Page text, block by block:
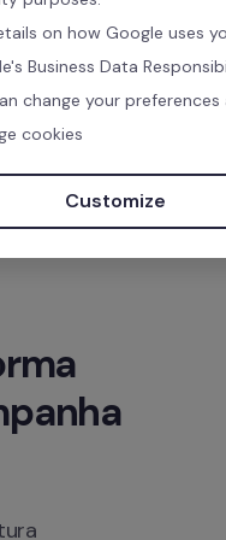
on how Google uses
Business Data
change your
cookies
Customize